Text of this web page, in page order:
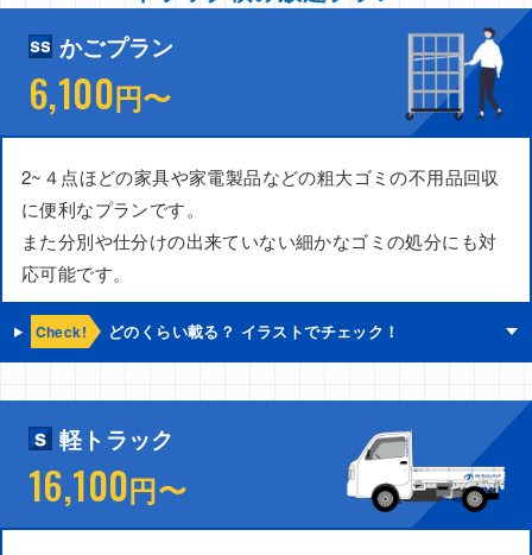
かごプラン
6,100円〜
2~４点ほどの家具や家電製品などの粗大ゴミの不用品回収
に便利なプランです。
また分別や仕分けの出来ていない細かなゴミの処分にも対
応可能です。
Check! どのくらい載る？ イラストでチェック！
軽トラック
16,100円〜